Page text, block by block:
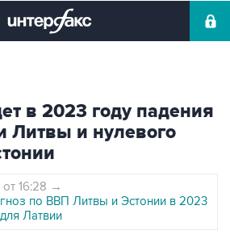
в 2023 году падения
Литвы и нулевого
16:28 →
по ВВП Литвы и Эстонии в 2023
Латвии